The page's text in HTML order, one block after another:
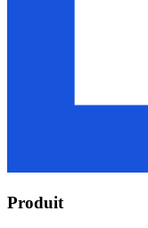
Produit